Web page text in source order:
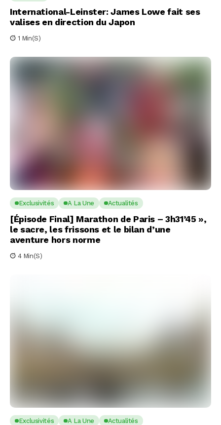
International-Leinster: James Lowe fait ses
valises en direction du Japon
1 Min(s)
Exclusivités A La Une Actualités
[Épisode Final] Marathon de Paris – 3h31’45 »,
le sacre, les frissons et le bilan d’une
aventure hors norme
4 Min(s)
Exclusivités A La Une Actualités